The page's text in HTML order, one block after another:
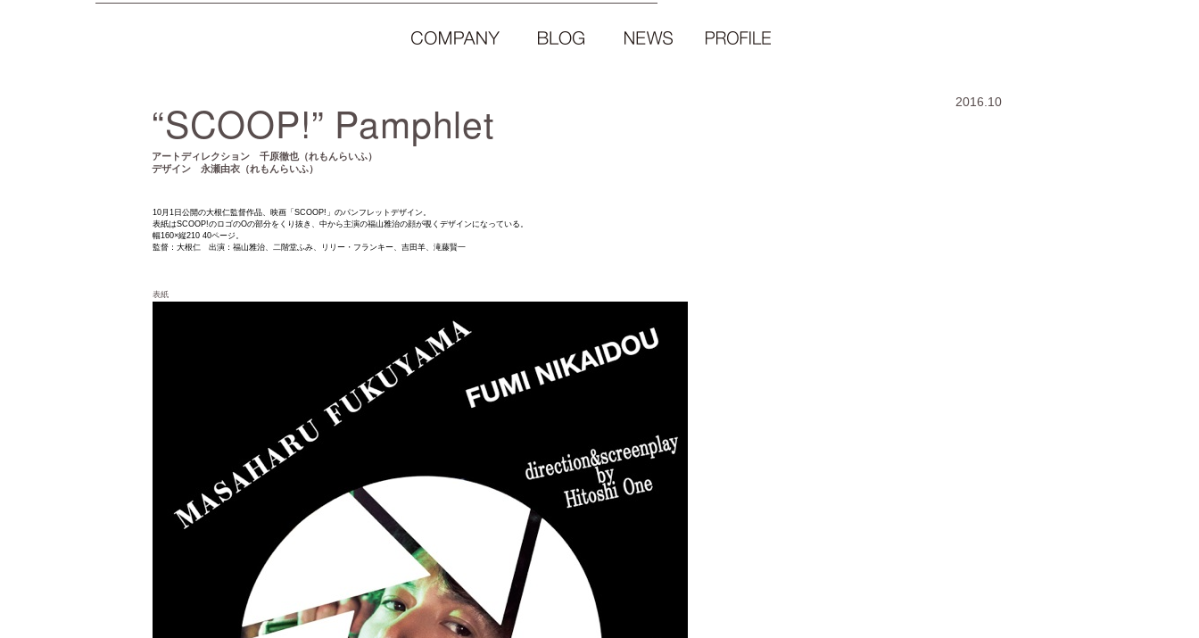
“SCOOP!” Pamphlet
アートディレクション 千原徹也（れもんらいふ）
デザイン 永瀬由衣（れもんらいふ）
10月1日公開の大根仁監督作品、映画「SCOOP!」のパンフレットデザイン。
表紙はSCOOP!のロゴのOの部分をくり抜き、中から主演の福山雅治の顔が覗くデザインになっている。
幅160×縦210 40ページ。
監督：大根仁 出演：福山雅治、二階堂ふみ、リリー・フランキー、吉田羊、滝藤賢一
2016.10
表紙